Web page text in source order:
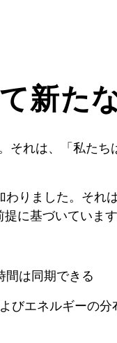
新た
それは、「私たち
わりました。それは
に基づいています
間は同期できる
びエネルギーの